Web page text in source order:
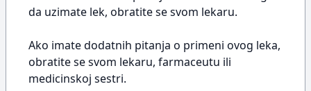
da uzimate lek, obratite se svom lekaru.
Ako imate dodatnih pitanja o primeni ovog leka,
obratite se svom lekaru, farmaceutu ili
medicinskoj sestri.